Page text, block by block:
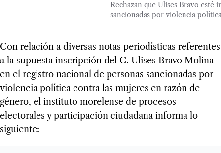
Rechazan que Ulises Bravo esté
sancionadas por violencia política
Con relación a diversas notas periodísticas referentes
a la supuesta inscripción del C. Ulises Bravo Molina
en el registro nacional de personas sancionadas por
violencia política contra las mujeres en razón de
género, el instituto morelense de procesos
electorales y participación ciudadana informa lo
siguiente: